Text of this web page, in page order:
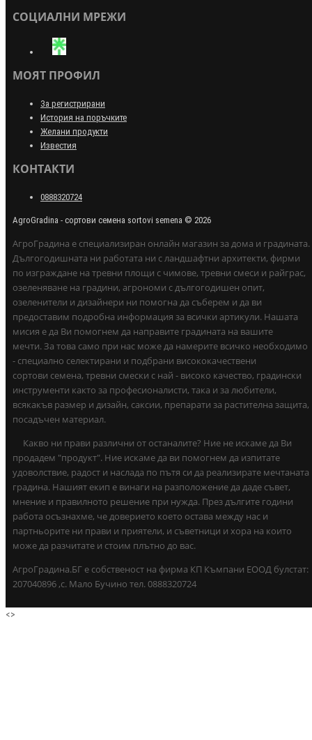
СОЦИАЛНИ МРЕЖИ
МОЯТ ПРОФИЛ
За регистрирани
История на поръчките
Желани продукти
Известия
КОНТАКТИ
0888320724
AgroGradina - сортови семена sortovi semena © 2026
АгроГрадина е специализиран онлайн магазин за дома и градината.
Дългогодишната ни работата ни с ландшафтни архитекти, фирми
по изграждане на тревни площи с чимове, тревни смеси и райграс,
озеленяване на градини, агрономи с дългогодишен опит,
озеленители и дизайнери ни помогна да съберем и да ви
предоставим подробна информация за всички артикули. Нашата
мисия е да Ви помогнем да направите градината на вашите
мечти. За това само при нас може да намерите всичко необходимо
- специално селектирани и подбрани висококачествени
сортови семена, тревни смески с най - високо качество, градински
инструменти както за професионалисти, така и за любители,
всякакъв размер и дизайн, саксии, препарати за растителна защита,
посадъчен материал.
Какво ни прави различни от останалите? Ние не искаме да Ви
продадем "продукт". Ние искаме да ви помогнем да изпитате
удоволствие, радост и наслада по пътя си да реализирате мечтаната
градина. Нашият екип е винаги на разположение да даде съвет,
мнение и правилното решение при нужда. През дългите години
работа осъзнахме, че доверието което остава между нас и
партньорите ни прави и приятели, и съветници и хора на които
може да разчитате и стоим плътно до вас.
АгроГрадина.БГ е собственост на фирма КП Къмпани ЕООД булстат:
207040896 ,с. Мало Бучино тел. 0888320724
<>